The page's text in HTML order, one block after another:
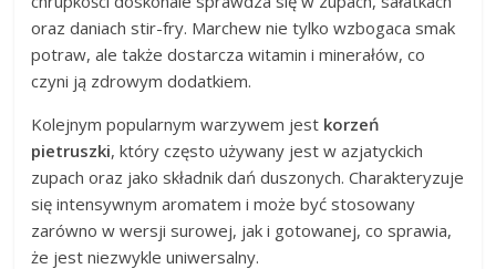
oraz daniach stir-fry. Marchew nie tylko wzbogaca smak
potraw, ale także dostarcza witamin i minerałów, co
czyni ją zdrowym dodatkiem.
Kolejnym popularnym warzywem jest korzeń
pietruszki, który często używany jest w azjatyckich
zupach oraz jako składnik dań duszonych. Charakteryzuje
się intensywnym aromatem i może być stosowany
zarówno w wersji surowej, jak i gotowanej, co sprawia,
że jest niezwykle uniwersalny.